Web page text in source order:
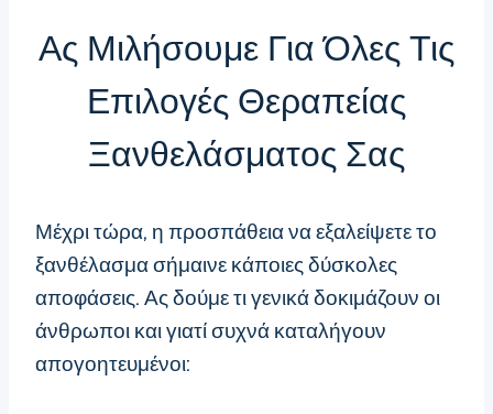
Ας Μιλήσουμε Για Όλες Τις
Επιλογές Θεραπείας
Ξανθελάσματος Σας
Μέχρι τώρα, η προσπάθεια να εξαλείψετε το
ξανθέλασμα σήμαινε κάποιες δύσκολες
αποφάσεις. Ας δούμε τι γενικά δοκιμάζουν οι
άνθρωποι και γιατί συχνά καταλήγουν
απογοητευμένοι: